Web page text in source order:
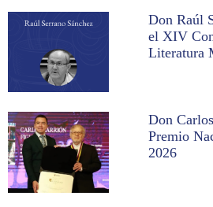
Don Raúl
el XIV
Literatura
Don
Premio
2026